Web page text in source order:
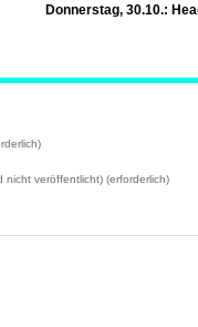
Donnerstag, 30.10.:
nicht veröffentlicht) (erforderlich)